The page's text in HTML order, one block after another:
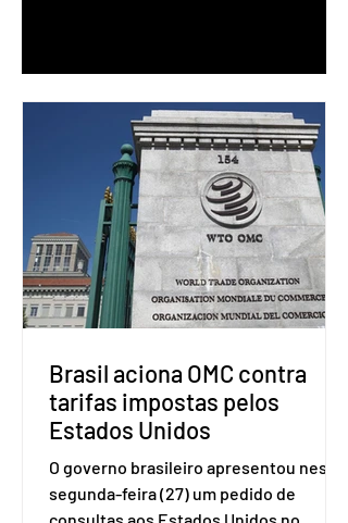
Brasil aciona OMC contra
tarifas impostas pelos
Estados Unidos
O governo brasileiro apresentou nesta
segunda-feira (27) um pedido de
consultas aos Estados Unidos no